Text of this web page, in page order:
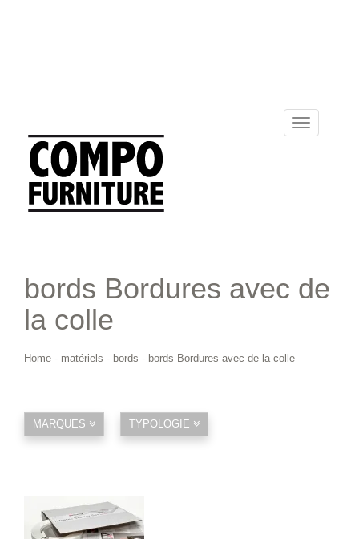
Toggle
navigation
bords Bordures avec de
la colle
Home - matériels - bords - bords Bordures avec de la colle
MARQUES TYPOLOGIE